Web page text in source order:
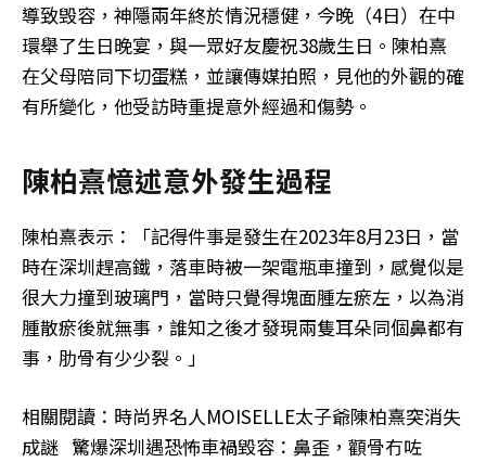
導致毁容，神隱兩年終於情況穩健，今晚（4日）在中
環舉了生日晚宴，與一眾好友慶祝38歲生日。陳柏熹
在父母陪同下切蛋糕，並讓傳媒拍照，見他的外觀的確
有所變化，他受訪時重提意外經過和傷勢。
陳柏熹憶述意外發生過程
陳柏熹表示：「記得件事是發生在2023年8月23日，當
時在深圳趕高鐵，落車時被一架電瓶車撞到，感覺似是
很大力撞到玻璃門，當時只覺得塊面腫左瘀左，以為消
腫散瘀後就無事，誰知之後才發現兩隻耳朵同個鼻都有
事，肋骨有少少裂。」
相關閱讀：時尚界名人MOISELLE太子爺陳柏熹突消失
成謎 驚爆深圳遇恐怖車禍毀容：鼻歪，顴骨冇咗